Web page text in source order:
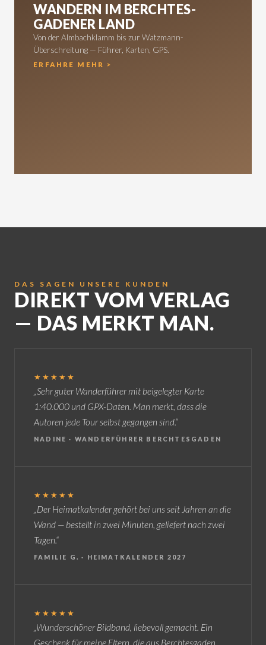
WANDERN IM BERCHTES­
GADENER LAND
Von der Almbachklamm bis zur Watzmann-
Überschreitung — Führer, Karten, GPS.
ERFAHRE MEHR >
DAS SAGEN UNSERE KUNDEN
DIREKT VOM VERLAG
— DAS MERKT MAN.
★★★★★
„Sehr guter Wanderführer mit beigelegter Karte
1:40.000 und GPX-Daten. Man merkt, dass die
Autoren jede Tour selbst gegangen sind.“
NADINE · WANDERFÜHRER BERCHTESGADEN
★★★★★
„Der Heimatkalender gehört bei uns seit Jahren an die
Wand — bestellt in zwei Minuten, geliefert nach zwei
Tagen.“
FAMILIE G. · HEIMATKALENDER 2027
★★★★★
„Wunderschöner Bildband, liebevoll gemacht. Ein
Geschenk für meine Eltern, die aus Berchtesgaden